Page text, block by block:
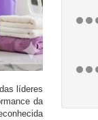
líderes
da